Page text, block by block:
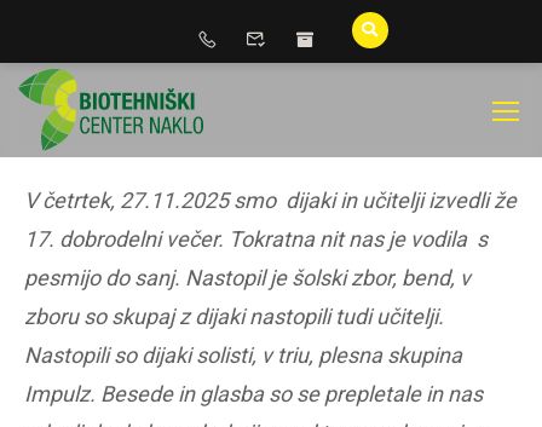
V četrtek, 27.11.2025 smo dijaki in učitelji izvedli že
17. dobrodelni večer. Tokratna nit nas je vodila s
pesmijo do sanj. Nastopil je šolski zbor, bend, v
zboru so skupaj z dijaki nastopili tudi učitelji.
Nastopili so dijaki solisti, v triu, plesna skupina
Impulz. Besede in glasba so se prepletale in nas